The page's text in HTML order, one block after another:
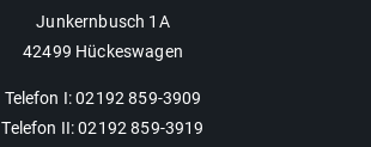
Junkernbusch 1A
42499 Hückeswagen
Telefon I: 02192 859-3909
Telefon II: 02192 859-3919